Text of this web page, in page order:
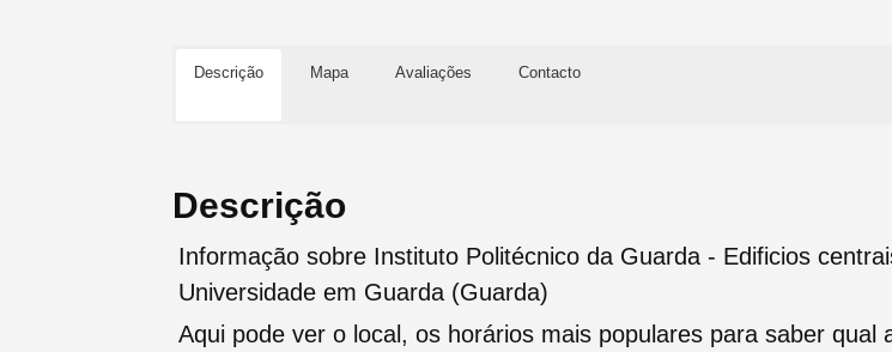
Descrição Mapa Avaliações Contacto
Descrição
Informação sobre Instituto Politécnico da Guarda - Edificios
Universidade em Guarda (Guarda)
Aqui pode ver o local, os horários mais populares para saber qual